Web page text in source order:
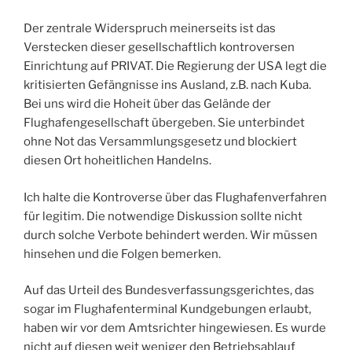
Der zentrale Widerspruch meinerseits ist das
Verstecken dieser gesellschaftlich kontroversen
Einrichtung auf PRIVAT. Die Regierung der USA legt die
kritisierten Gefängnisse ins Ausland, z.B. nach Kuba.
Bei uns wird die Hoheit über das Gelände der
Flughafengesellschaft übergeben. Sie unterbindet
ohne Not das Versammlungsgesetz und blockiert
diesen Ort hoheitlichen Handelns.
Ich halte die Kontroverse über das Flughafenverfahren
für legitim. Die notwendige Diskussion sollte nicht
durch solche Verbote behindert werden. Wir müssen
hinsehen und die Folgen bemerken.
Auf das Urteil des Bundesverfassungsgerichtes, das
sogar im Flughafenterminal Kundgebungen erlaubt,
haben wir vor dem Amtsrichter hingewiesen. Es wurde
nicht auf diesen weit weniger den Betriebsablauf